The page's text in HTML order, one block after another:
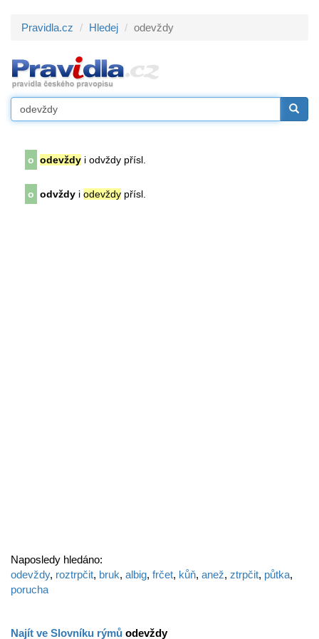
Pravidla.cz Hledej odevždy
o odevždy i odvždy přísl.
o odvždy i odevždy přísl.
Naposledy hledáno:
odevždy, roztrpčit, bruk, albig, frčet, kůň, anež, ztrpčit, půtka,
porucha
Najít ve Slovníku rýmů odevždy